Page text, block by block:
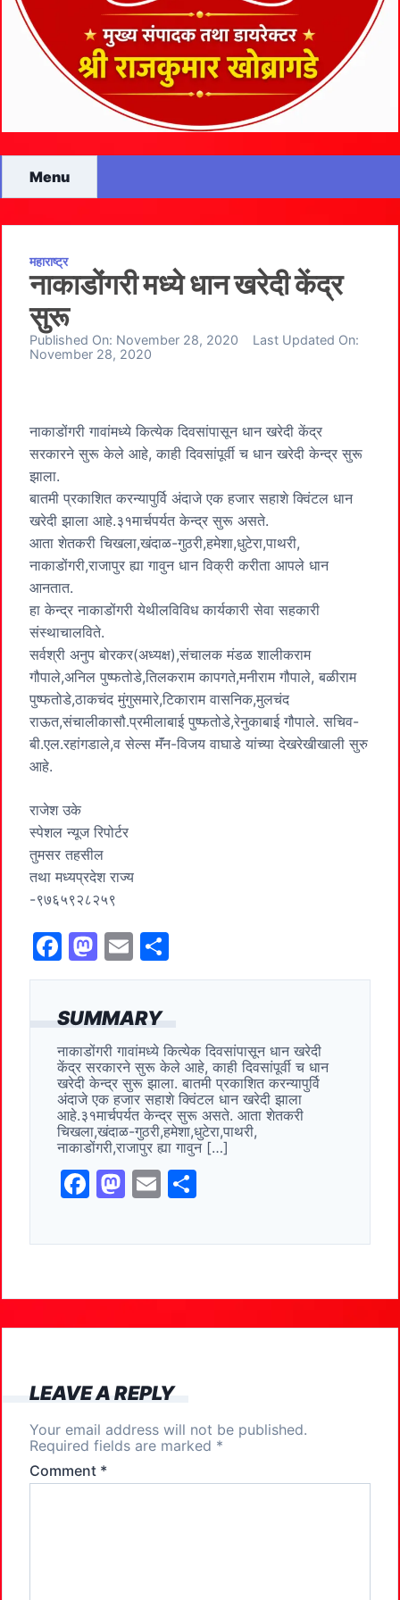
Menu
महाराष्ट्र
नाकाडोंगरी मध्ये धान खरेदी केंद्र
सुरू
Published On: November 28, 2020
Last Updated On:
November 28, 2020
SUMMARY
नाकाडोंगरी गावांमध्ये कित्येक दिवसांपासून धान खरेदी
केंद्र सरकारने सुरू केले आहे, काही दिवसांपूर्वी च धान
खरेदी केन्द्र सुरू झाला. बातमी प्रकाशित करन्यापुर्वि
अंदाजे एक हजार सहाशे क्विंटल धान खरेदी झाला
आहे.३१मार्चपर्यत केन्द्र सुरू असते. आता शेतकरी
चिखला,खंदाळ-गुठरी,हमेशा,धुटेरा,पाथरी,
नाकाडोंगरी,राजापुर ह्या गावुन […]
F
c
b
o
k
M
st
d
o
E
ai ar
नाकाडोंगरी गावांमध्ये कित्येक दिवसांपासून धान खरेदी केंद्र
सरकारने सुरू केले आहे, काही दिवसांपूर्वी च धान खरेदी केन्द्र सुरू
झाला.
बातमी प्रकाशित करन्यापुर्वि अंदाजे एक हजार सहाशे क्विंटल धान
खरेदी झाला आहे.३१मार्चपर्यत केन्द्र सुरू असते.
आता शेतकरी चिखला,खंदाळ-गुठरी,हमेशा,धुटेरा,पाथरी,
नाकाडोंगरी,राजापुर ह्या गावुन धान विक्री करीता आपले धान
आनतात.
हा केन्द्र नाकाडोंगरी येथीलविविध कार्यकारी सेवा सहकारी
संस्थाचालविते.
सर्वश्री अनुप बोरकर(अध्यक्ष),संचालक मंडळ शालीकराम
गौपाले,अनिल पुष्फतोडे,तिलकराम कापगते,मनीराम गौपाले, बळीराम
पुष्फतोडे,ठाकचंद मुंगुसमारे,टिकाराम वासनिक,मुलचंद
राऊत,संचालीकासौ.प्रमीलाबाई पुष्फतोडे,रेनुकाबाई गौपाले. सचिव-
बी.एल.रहांगडाले,व सेल्स मॅंन-विजय वाघाडे यांच्या देखरेखीखाली सुरु
आहे.
राजेश उके
स्पेशल न्यूज रिपोर्टर
तुमसर तहसील
तथा मध्यप्रदेश राज्य
-९७६५९२८२५९
F
a
c
e
b
o
o
k
M
a
st
o
d
o
n
E
m
ai
l
h
LEAVE A REPLY
Your email address will not be published.
Required fields are marked *
Comment *